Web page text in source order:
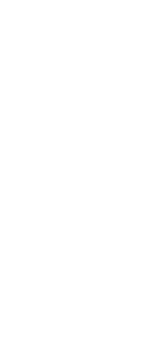
deberán
esto vale
de a pie,
por las
advirtió:
no son
iluminación
con el